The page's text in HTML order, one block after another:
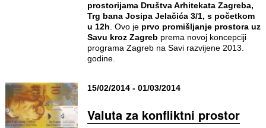
prostorijama Društva Arhitekata Zagreba,
Trg bana Josipa Jelačića 3/1, s početkom
u 12h . Ovo je prvo promišljanje prostora uz
Savu kroz Zagreb prema novoj koncepciji
programa Zagreb na Savi razvijene 2013.
godine.
15/02/2014 - 01/03/2014
Valuta za konfliktni prostor